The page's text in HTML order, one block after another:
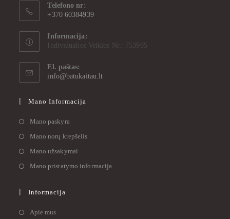
Telefono nr:
+370 60384939
Informacija:
Individualios Veiklos Nr.: 753905
El. paštas:
info@batukaitau.lt
Mano Informacija
Mano paskyra
Mano norų krepšelis
Mano užsakymai
Mano pristatymo informacija
Informacija
Apie mus